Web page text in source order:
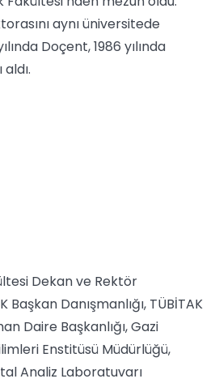
aynı üniversitede
Doçent, 1986 yılında
Dekan ve Rektör
Başkan Danışmanlığı, TÜBİTAK
Daire Başkanlığı, Gazi
Enstitüsü Müdürlüğü,
Analiz Laboratuvarı